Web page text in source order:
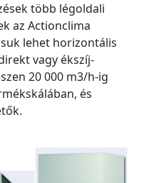
több légoldali
az Actionclima
lehet horizontális
vagy ékszíj-
20 000 m3/h-ig
és